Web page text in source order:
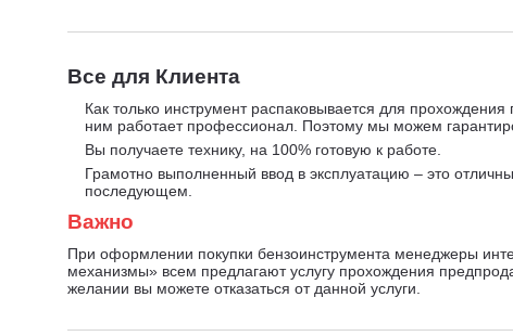
Все для Клиента
Как только инструмент распаковывается для
ним работает профессионал. Поэтому мы можем
Вы получаете технику, на 100% готовую к работе.
Грамотно выполненный ввод в эксплуатацию – это
последующем.
Важно
При оформлении покупки бензоинструмента менеджеры
механизмы» всем предлагают услугу прохождения
желании вы можете отказаться от данной услуги.